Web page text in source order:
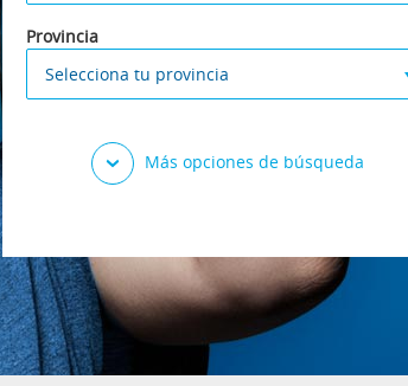
Provincia
Selecciona tu provincia
Más opciones de búsqueda